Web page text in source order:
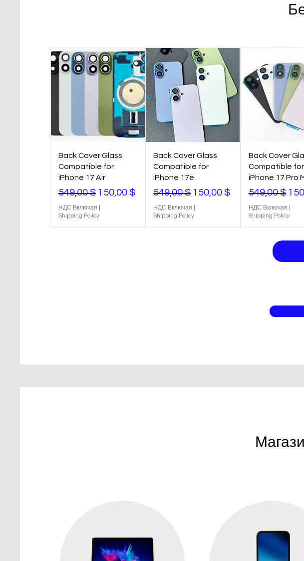
Back Cover Glass
Compatible for
iPhone 17 Air
Обычная цена
549,00 $ Цена со скидкой
150,00 $
НДС Включая
Shipping Policy
Back Cover Glass
Compatible for
iPhone 17e
Обычная цена
549,00 $ Цена со скидкой
150,00 $
НДС Включая
Shipping Policy
Back Cover
Compatible for
iPhone 17 Pro
Обычная
549,00 $
НДС Включая
Shipping Policy